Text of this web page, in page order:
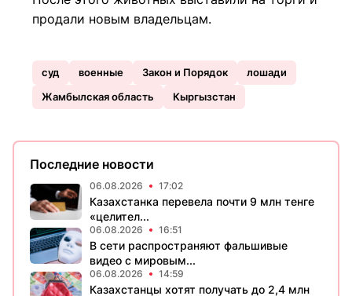
продали новым владельцам.
суд военные Закон и Порядок
лошади
Жамбылская область
Кыргызстан
Последние новости
06.08.2026 17:02
Казахстанка перевела почти 9 млн тенге
«целител...
06.08.2026 16:51
В сети распространяют фальшивые
видео с мировым...
06.08.2026 14:59
Казахстанцы хотят получать до 2,4 млн